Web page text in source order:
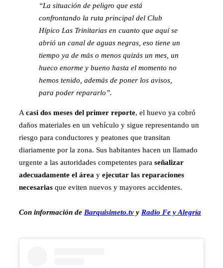
“La situación de peligro que está
confrontando la ruta principal del Club
Hípico Las Trinitarias en cuanto que aquí se
abrió un canal de aguas negras, eso tiene un
tiempo ya de más o menos quizás un mes, un
hueco enorme y bueno hasta el momento no
hemos tenido, además de poner los avisos,
para poder repararlo”.
A casi dos meses del primer reporte, el huevo ya cobró
daños materiales en un vehículo y sigue representando un
riesgo para conductores y peatones que transitan
diariamente por la zona. Sus habitantes hacen un llamado
urgente a las autoridades competentes para señalizar
adecuadamente el área y ejecutar las reparaciones
necesarias que eviten nuevos y mayores accidentes.
Con información de Barquisimeto.tv y Radio Fe y Alegría